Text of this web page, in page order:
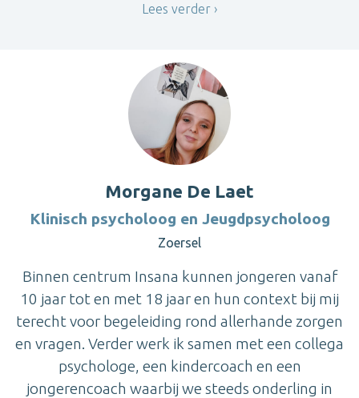
Lees verder
Morgane De Laet
Klinisch psycholoog en Jeugdpsycholoog
Zoersel
Binnen centrum Insana kunnen jongeren vanaf
10 jaar tot en met 18 jaar en hun context bij mij
terecht voor begeleiding rond allerhande zorgen
en vragen. Verder werk ik samen met een collega
psychologe, een kindercoach en een
jongerencoach waarbij we steeds onderling in